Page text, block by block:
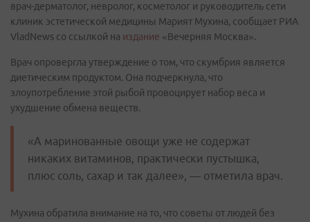
врач-дерматолог, невролог, косметолог и руководитель сети
клиник эстетической медицины Марият Мухина, сообщает РИА
VladNews со ссылкой на издание «Вечерняя Москва».
Врач опровергла утверждение о том, что скумбрия является
диетическим продуктом. Она подчеркнула, что
злоупотребление этой рыбой провоцирует набор веса и
ухудшение обмена веществ.
«А маринованные овощи уже не содержат
никаких витаминов, практически пустышка,
плюс соль, сахар и так далее», — отметила врач.
Мухина обратила внимание на то, что советы от людей без